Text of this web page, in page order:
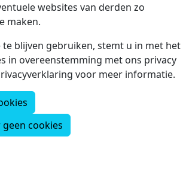
websites van derden zo
maken.
blijven gebruiken, stemt u in met het
in overeenstemming met ons privacy
voor meer informatie.
geen cookies